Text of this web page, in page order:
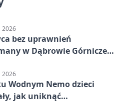
2026
bez uprawnień
w Dąbrowie Górniczej.
2026
Wodnym Nemo dzieci
jak uniknąć